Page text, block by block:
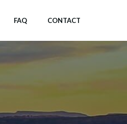
FAQ CONTACT